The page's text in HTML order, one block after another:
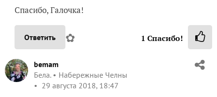
Спасибо, Галочка!
Ответить ✿ 1 Спасибо!
bemam
Бела.
Набережные Челны
29 августа 2018, 18:47